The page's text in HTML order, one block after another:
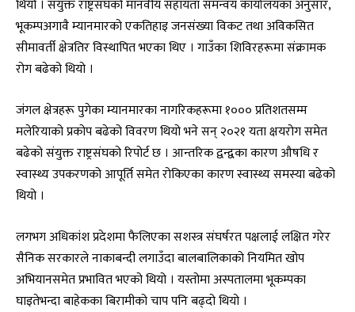
थियो । संयुक्त राष्ट्रसंघको मानवीय सहायता समन्वय कार्यालयका अनुसार,
भूकम्पअगावै म्यानमारको एकतिहाइ जनसंख्या विकट तथा अविकसित
सीमावर्ती क्षेत्रतिर विस्थापित भएका थिए । गाउँका शिविरहरूमा संक्रामक
रोग बढेको थियो ।
जंगल क्षेत्रहरू पुगेका म्यानमारका नागरिकहरूमा १००० प्रतिशतसम्म
मलेरियाको प्रकोप बढेको विवरण थियो भने सन् २०२१ यता क्षयरोग समेत
बढेको संयुक्त राष्ट्रसंघको रिपोर्ट छ । आन्तरिक द्वन्द्वका कारण औषधि र
स्वास्थ्य उपकरणको आपूर्ति समेत रोकिएका कारण स्वास्थ्य समस्या बढेको
थियो ।
लगभग अधिकांश प्रदेशमा फैलिएका सशस्त्र संघर्षरत पक्षलाई लक्षित गरेर
सैनिक सरकारले नाकाबन्दी लगाउँदा बालबालिकाको नियमित खोप
अभियानसमेत प्रभावित भएको थियो । यस्तोमा अस्पतालमा भूकम्पका
घाइतेभन्दा बाहेकका बिरामीको चाप पनि बढ्दो थियो ।